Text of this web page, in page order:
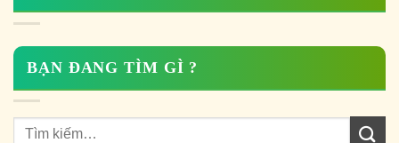
BẠN ĐANG TÌM GÌ ?